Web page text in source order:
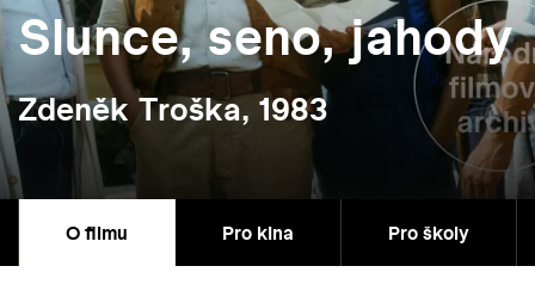
Slunce, seno, jahody
Zdeněk Troška, 1983
O filmu Pro kina Pro školy